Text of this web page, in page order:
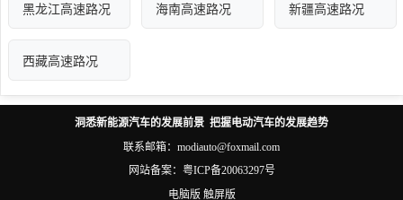
黑龙江高速路况 海南高速路况 新疆高速路况
西藏高速路况
洞悉新能源汽车的发展前景 把握电动汽车的发展趋势
联系邮箱：modiauto@foxmail.com
网站备案： 粤ICP备20063297号
电脑版 触屏版